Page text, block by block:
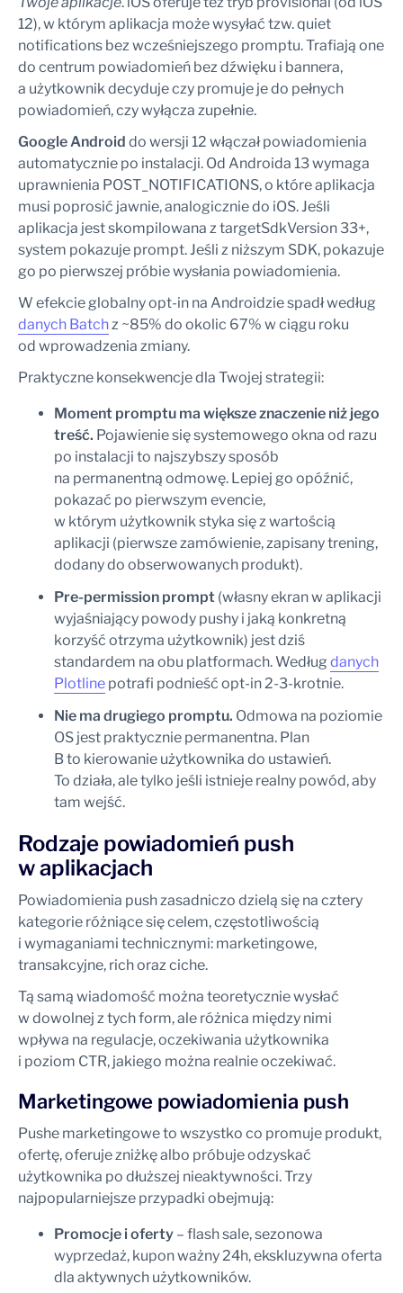
12), w którym aplikacja może wysyłać tzw. quiet
notifications bez wcześniejszego promptu. Trafiają one
do centrum powiadomień bez dźwięku i bannera,
a użytkownik decyduje czy promuje je do pełnych
powiadomień, czy wyłącza zupełnie.
Google Android do wersji 12 włączał powiadomienia
automatycznie po instalacji. Od Androida 13 wymaga
uprawnienia POST_NOTIFICATIONS, o które aplikacja
musi poprosić jawnie, analogicznie do iOS. Jeśli
aplikacja jest skompilowana z targetSdkVersion 33+,
system pokazuje prompt. Jeśli z niższym SDK, pokazuje
go po pierwszej próbie wysłania powiadomienia.
W efekcie globalny opt-in na Androidzie spadł według
danych Batch z ~85% do okolic 67% w ciągu roku
od wprowadzenia zmiany.
Praktyczne konsekwencje dla Twojej strategii:
Moment promptu ma większe znaczenie niż jego
treść. Pojawienie się systemowego okna od razu
po instalacji to najszybszy sposób
na permanentną odmowę. Lepiej go opóźnić,
pokazać po pierwszym evencie,
w którym użytkownik styka się z wartością
aplikacji (pierwsze zamówienie, zapisany trening,
dodany do obserwowanych produkt).
Pre-permission prompt (własny ekran w aplikacji
wyjaśniający powody pushy i jaką konkretną
korzyść otrzyma użytkownik) jest dziś
standardem na obu platformach. Według danych
Plotline potrafi podnieść opt-in 2-3-krotnie.
Nie ma drugiego promptu. Odmowa na poziomie
OS jest praktycznie permanentna. Plan
B to kierowanie użytkownika do ustawień.
To działa, ale tylko jeśli istnieje realny powód, aby
tam wejść.
Rodzaje powiadomień push
w aplikacjach
Powiadomienia push zasadniczo dzielą się na cztery
kategorie różniące się celem, częstotliwością
i wymaganiami technicznymi: marketingowe,
transakcyjne, rich oraz ciche.
Tą samą wiadomość można teoretycznie wysłać
w dowolnej z tych form, ale różnica między nimi
wpływa na regulacje, oczekiwania użytkownika
i poziom CTR, jakiego można realnie oczekiwać.
Marketingowe powiadomienia push
Pushe marketingowe to wszystko co promuje produkt,
ofertę, oferuje zniżkę albo próbuje odzyskać
użytkownika po dłuższej nieaktywności. Trzy
najpopularniejsze przypadki obejmują:
Promocje i oferty – flash sale, sezonowa
wyprzedaż, kupon ważny 24h, ekskluzywna oferta
dla aktywnych użytkowników.